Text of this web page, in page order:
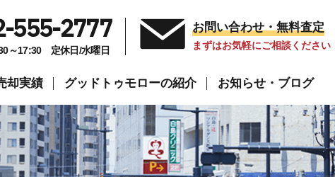
却実績 グッドトゥモローの紹介 お知らせ・ブログ
555-2777
～17:30 定休日/水曜日
お問い合わせ・無料査定
まずはお気軽にご相談ください